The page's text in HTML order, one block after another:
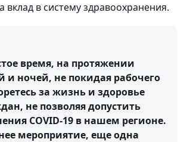
вклад в систему здравоохранения.
время, на протяжении
и ночей, не покидая рабочего
за жизнь и здоровье
не позволяя допустить
COVID-19 в нашем регионе.
мероприятие, еще одна